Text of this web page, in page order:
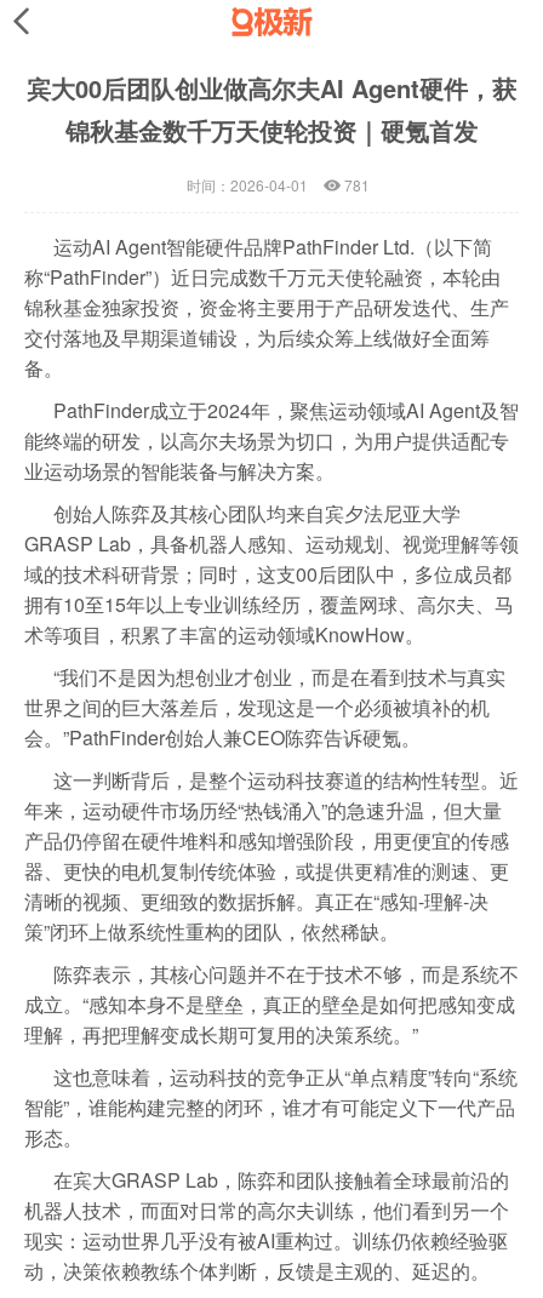
宾大00后团队创业做高尔夫AI Agent硬件，获
锦秋基金数千万天使轮投资｜硬氪首发
时间：2026-04-01 781
运动AI Agent智能硬件品牌PathFinder Ltd.（以下简
称“PathFinder”）近日完成数千万元天使轮融资，本轮由
锦秋基金独家投资，资金将主要用于产品研发迭代、生产
交付落地及早期渠道铺设，为后续众筹上线做好全面筹
备。
PathFinder成立于2024年，聚焦运动领域AI Agent及智
能终端的研发，以高尔夫场景为切口，为用户提供适配专
业运动场景的智能装备与解决方案。
创始人陈弈及其核心团队均来自宾夕法尼亚大学
GRASP Lab，具备机器人感知、运动规划、视觉理解等领
域的技术科研背景；同时，这支00后团队中，多位成员都
拥有10至15年以上专业训练经历，覆盖网球、高尔夫、马
术等项目，积累了丰富的运动领域KnowHow。
“我们不是因为想创业才创业，而是在看到技术与真实
世界之间的巨大落差后，发现这是一个必须被填补的机
会。”PathFinder创始人兼CEO陈弈告诉硬氪。
这一判断背后，是整个运动科技赛道的结构性转型。近
年来，运动硬件市场历经“热钱涌入”的急速升温，但大量
产品仍停留在硬件堆料和感知增强阶段，用更便宜的传感
器、更快的电机复制传统体验，或提供更精准的测速、更
清晰的视频、更细致的数据拆解。真正在“感知-理解-决
策”闭环上做系统性重构的团队，依然稀缺。
陈弈表示，其核心问题并不在于技术不够，而是系统不
成立。“感知本身不是壁垒，真正的壁垒是如何把感知变成
理解，再把理解变成长期可复用的决策系统。”
这也意味着，运动科技的竞争正从“单点精度”转向“系统
智能”，谁能构建完整的闭环，谁才有可能定义下一代产品
形态。
在宾大GRASP Lab，陈弈和团队接触着全球最前沿的
机器人技术，而面对日常的高尔夫训练，他们看到另一个
现实：运动世界几乎没有被AI重构过。训练仍依赖经验驱
动，决策依赖教练个体判断，反馈是主观的、延迟的。